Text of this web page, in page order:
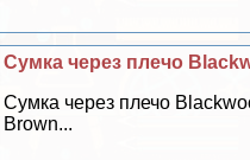
Сумка через плечо
Сумка через плечо
Brown...